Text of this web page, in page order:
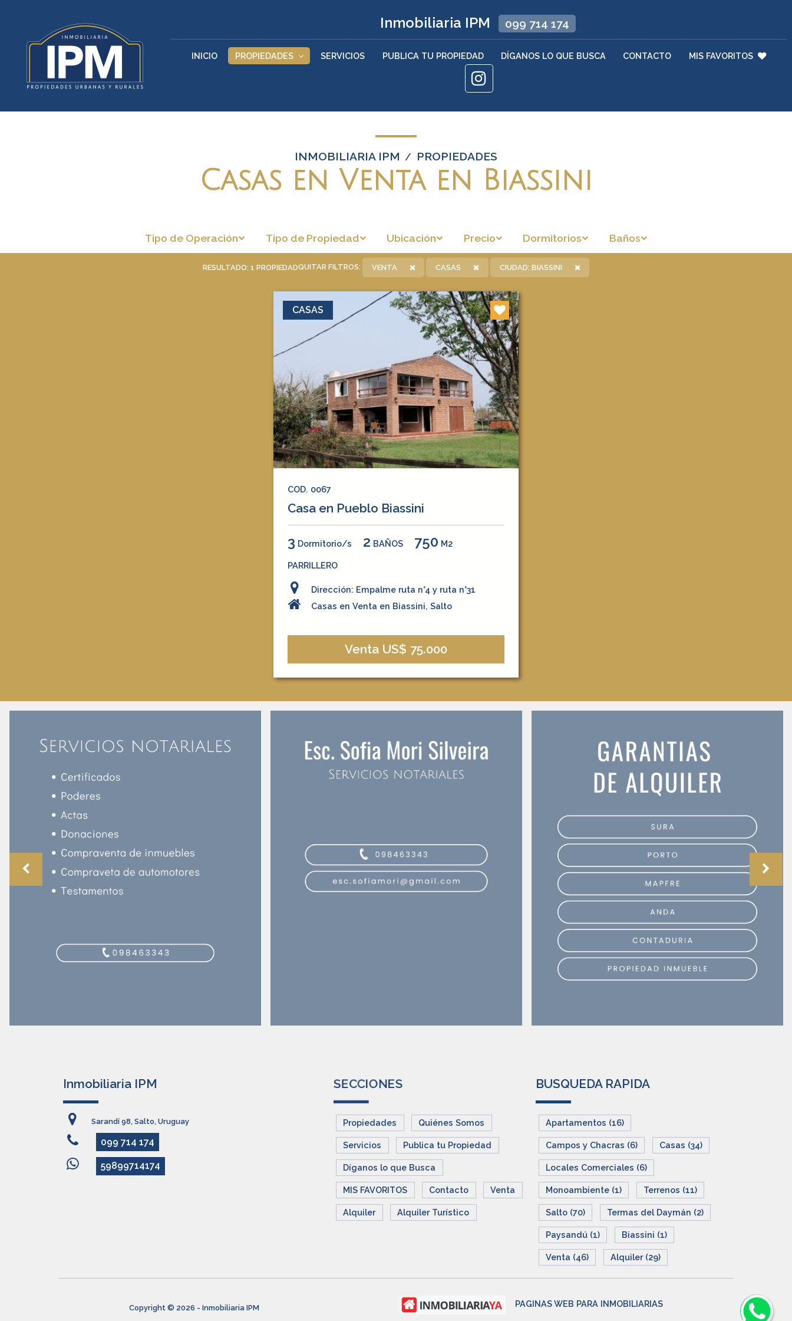
Inmobiliaria IPM 099 714 174
INICIO PROPIEDADES SERVICIOS PUBLICA TU PROPIEDAD DÍGANOS LO QUE BUSCA CONTACTO MIS FAVORITOS
INMOBILIARIA IPM / PROPIEDADES
Casas en Venta en Biassini
Tipo de Operación Tipo de Propiedad Ubicación Precio Dormitorios Baños
RESULTADO: 1 PROPIEDADQUITAR FILTROS: VENTA CASAS CIUDAD: BIASSINI
CASAS
COD. 0067
Casa en Pueblo Biassini
3 Dormitorio/s 2 BAÑOS 750 M2
PARRILLERO
Dirección: Empalme ruta n°4 y ruta n°31
Casas en Venta en Biassini, Salto
Venta US$ 75.000
Inmobiliaria IPM
Sarandí 98, Salto, Uruguay
099 714 174
59899714174
SECCIONES
Propiedades Quiénes Somos
Servicios Publica tu Propiedad
Díganos lo que Busca
MIS FAVORITOS Contacto Venta
Alquiler Alquiler Turístico
BUSQUEDA RAPIDA
Apartamentos (16)
Campos y Chacras (6) Casas (34)
Locales Comerciales (6)
Monoambiente (1) Terrenos (11)
Salto (70) Termas del Daymán (2)
Paysandú (1) Biassini (1)
Venta (46) Alquiler (29)
Copyright © 2026 - Inmobiliaria IPM PAGINAS WEB PARA INMOBILIARIAS